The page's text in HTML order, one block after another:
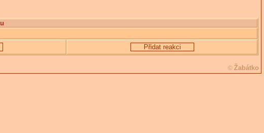
Přidat reakci
© Žabátko